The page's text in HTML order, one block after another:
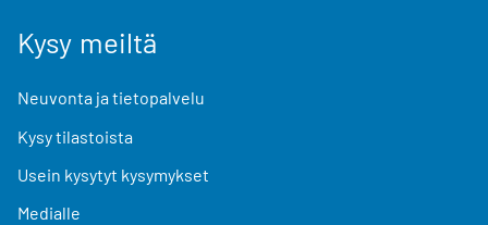
Kysy meiltä
Neuvonta ja tietopalvelu
Kysy tilastoista
Usein kysytyt kysymykset
Medialle